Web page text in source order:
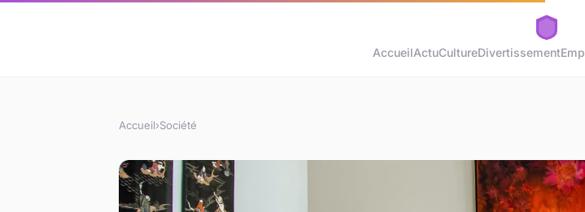
AccueilActuCultureDivertissement
Accueil›Société